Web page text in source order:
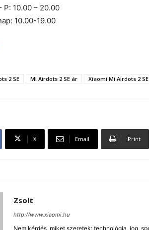
P: 10.00 – 20.00
10.00-19.00
2 SE Mi Airdots 2 SE ár Xiaomi Mi Airdots 2 SE
X Email Print
Zsolt
http://www.xiaomi.hu
Nem kérdés, miket szeretek: technológia, jog,